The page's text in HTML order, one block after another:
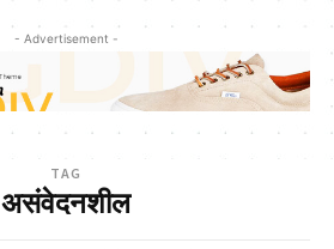
- Advertisement -
TAG
असंवेदनशील